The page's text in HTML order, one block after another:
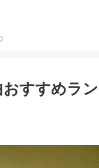
すすめラ